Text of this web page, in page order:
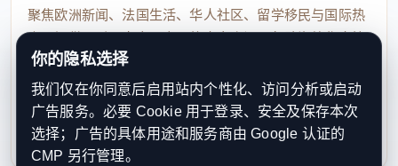
聚焦欧洲新闻、法国生活、华人社区、留学移民与国际热
点，提供及时、真实、实用的中文资讯，帮助海外华人快
速了解欧洲动态。
contact@xinouzhou.com
服务支持、版权与合作：工作日优先处理站务、投稿与权
利通知
你的隐私选择
我们仅在你同意后启用站内个性化、访问分析或启动
广告服务。必要 Cookie 用于登录、安全及保存本次
选择；广告的具体用途和服务商由 Google 认证的
CMP 另行管理。